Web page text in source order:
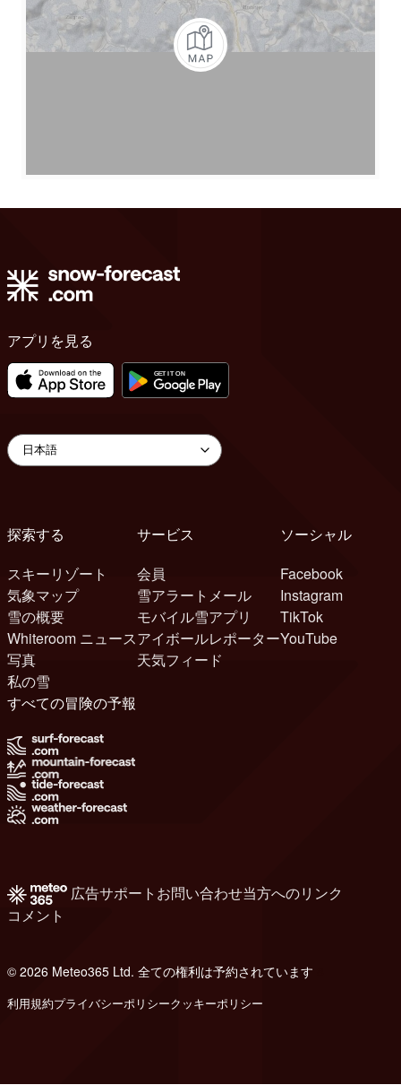
アプリを見る
探索する
スキーリゾート
気象マップ
雪の概要
Whiteroom ニュース
写真
私の雪
サービス
会員
雪アラートメール
モバイル雪アプリ
アイボールレポーター
天気フィード
ソーシャル
Facebook
Instagram
TikTok
YouTube
すべての冒険の予報
広告サポート お問い合わせ当方へのリンク
コメント
© 2026 Meteo365 Ltd. 全ての権利は予約されています
利用規約プライバシーポリシークッキーポリシー